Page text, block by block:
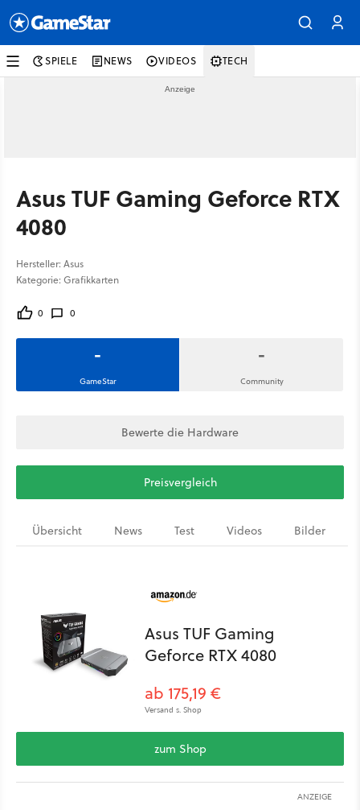
SPIELE NEWS VIDEOS TECH
Asus TUF Gaming Geforce RTX
4080
Hersteller: Asus
Kategorie: Grafikkarten
0 0
-
GameStar
-
Community
Bewerte die Hardware
Preisvergleich
Übersicht News Test Videos Bilder
Asus TUF Gaming
Geforce RTX 4080
ab 175,19 €
Versand s. Shop
zum Shop
ANZEIGE